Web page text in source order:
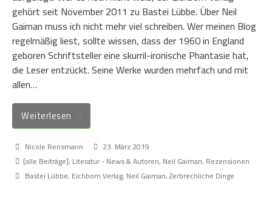
gehört seit November 2011 zu Bastei Lübbe. Über Neil
Gaiman muss ich nicht mehr viel schreiben. Wer meinen Blog
regelmäßig liest, sollte wissen, dass der 1960 in England
geboren Schriftsteller eine skurril-ironische Phantasie hat,
die Leser entzückt. Seine Werke wurden mehrfach und mit
allen…
Weiterlesen
Nicole Rensmann
23. März 2019
[alle Beiträge], Literatur - News & Autoren, Neil Gaiman, Rezensionen
Bastei Lübbe, Eichborn Verlag, Neil Gaiman, Zerbrechliche Dinge